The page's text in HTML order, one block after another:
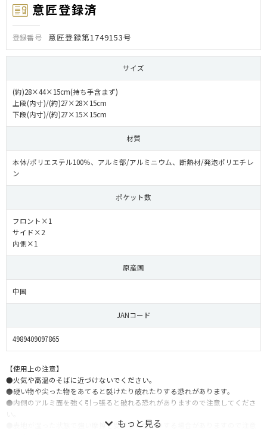
意匠登録済
登録番号 意匠登録第1749153号
サイズ
(約)28×44×15cm(持ち手含まず)
上段(内寸)/(約)27×28×15cm
下段(内寸)/(約)27×15×15cm
材質
本体/ポリエステル100％、アルミ部/アルミニウム、断熱材/発泡ポリエチレ
ン
ポケット数
フロント×1
サイド×2
内側×1
原産国
中国
JANコード
4989409097865
【使用上の注意】
●火気や高温のそばに近づけないでください。
●硬い物や尖った物をあてると裂けたり破れたりする恐れがあります。
●内側のアルミ面を強く引っ張ると破れる恐れがありますので注意してくださ
●表地が湿った状態で強い摩擦を受けると色移りする場合がありますので注意